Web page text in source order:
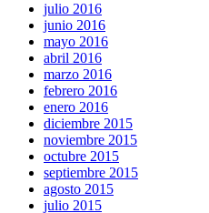
julio 2016
junio 2016
mayo 2016
abril 2016
marzo 2016
febrero 2016
enero 2016
diciembre 2015
noviembre 2015
octubre 2015
septiembre 2015
agosto 2015
julio 2015